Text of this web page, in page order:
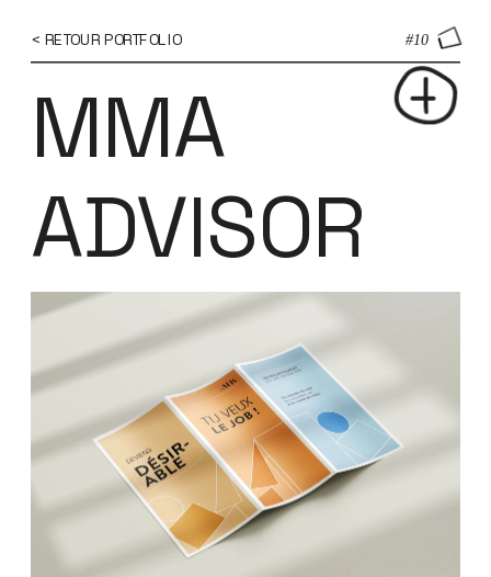
< RETOUR PORTFOLIO #10
MMA
ADVISOR